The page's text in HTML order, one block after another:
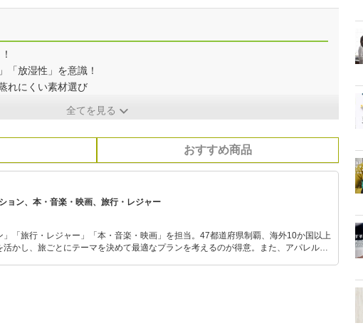
「放湿性」を意識！
れにくい素材選び
全てを見る
おすすめ商品
ョン、本・音楽・映画、旅行・レジャー
」「旅行・レジャー」「本・音楽・映画」を担当。47都道府県制覇、海外10か国以上
活かし、旅ごとにテーマを決めて最適なプランを考えるのが得意。また、アパレルシ